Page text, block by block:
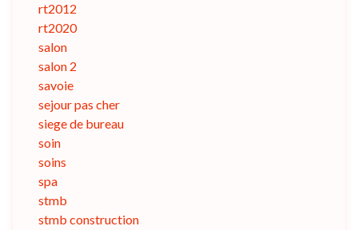
rt2012
rt2020
salon
salon 2
savoie
sejour pas cher
siege de bureau
soin
soins
spa
stmb
stmb construction